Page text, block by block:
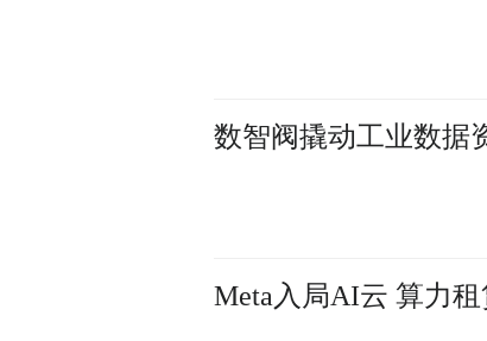
数智阀撬动工业数据
Meta入局AI云 算力